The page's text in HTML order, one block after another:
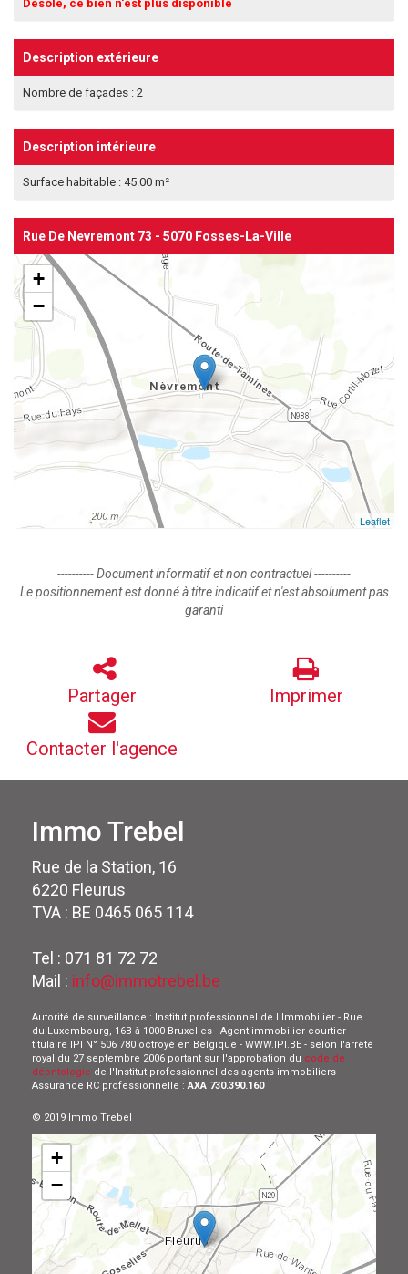
Désolé, ce bien n'est plus disponible
Description extérieure
Nombre de façades : 2
Description intérieure
Surface habitable : 45.00 m²
Rue De Nevremont 73 - 5070 Fosses-La-Ville
+
−
Leaflet
---------- Document informatif et non contractuel ----------
Le positionnement est donné à titre indicatif et n'est absolument pas
garanti
Partager Imprimer
Contacter l'agence
Immo Trebel
Rue de la Station, 16
6220 Fleurus
TVA : BE 0465 065 114
Tel : 071 81 72 72
Mail : info@immotrebel.be
Autorité de surveillance : Institut professionnel de l'Immobilier - Rue
du Luxembourg, 16B à 1000 Bruxelles - Agent immobilier courtier
titulaire IPI N° 506 780 octroyé en Belgique - WWW.IPI.BE - selon l'arrêté
royal du 27 septembre 2006 portant sur l'approbation du code de
déontologie de l'Institut professionnel des agents immobiliers -
Assurance RC professionnelle :AXA 730.390.160
© 2019 Immo Trebel
+
−